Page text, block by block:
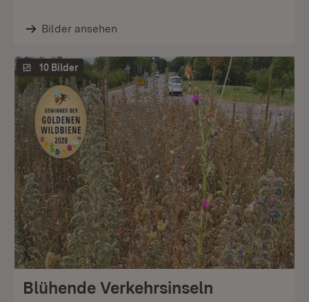
Bilder ansehen
10 Bilder
Blühende Verkehrsinseln